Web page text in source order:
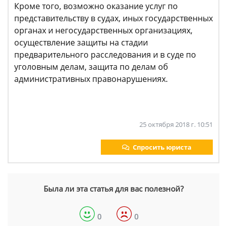
Кроме того, возможно оказание услуг по
представительству в судах, иных государственных
органах и негосударственных организациях,
осуществление защиты на стадии
предварительного расследования и в суде по
уголовным делам, защита по делам об
административных правонарушениях.
25 октября 2018 г. 10:51
Спросить юриста
Была ли эта статья для вас полезной?
0 0